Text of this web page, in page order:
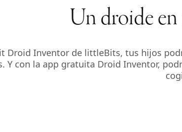
Un droide en
Droid Inventor de littleBits, tus hijos
Y con la app gratuita Droid Inventor,